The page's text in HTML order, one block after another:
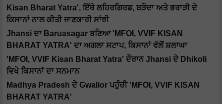
Kisan Bharat Yatra', ਇੱਥੇ ਲਹਿਰਗਿਰਡ, ਬੜੌਦਾ ਅਤੇ ਭਰਾੜੀ ਦੇ
ਕਿਸਾਨਾਂ ਨਾਲ ਕੀਤੀ ਜਾਣਕਾਰੀ ਸਾਂਝੀ
Jhansi ਦਾ Baruasagar ਬਣਿਆ 'MFOI, VVIF KISAN
BHARAT YATRA' ਦਾ ਅਗਲਾ ਸਟਾਪ, ਕਿਸਾਨਾਂ ਵੱਲੋਂ ਸ਼ਲਾਘਾ
'MFOI, VVIF Kisan Bharat Yatra' ਦੌਰਾਨ Jhansi ਦੇ Dhikoli
ਵਿਖੇ ਕਿਸਾਨਾਂ ਦਾ ਸਨਮਾਨ
Madhya Pradesh ਦੇ Gwalior ਪਹੁੰਚੀ 'MFOI, VVIF KISAN
BHARAT YATRA'